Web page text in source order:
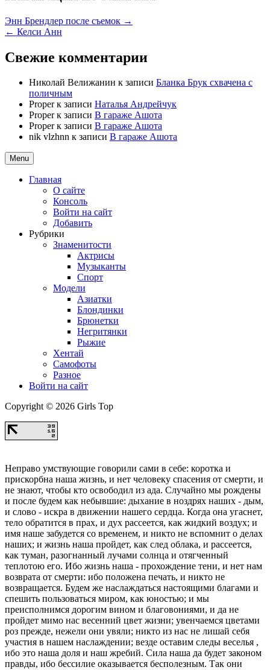
Энн Брендлер после съемок →
← Келси Анн
Свежие комментарии
Николай Велижанин к записи Бланка Брук схвачена с
поличным
Properк записи Наталья Андрейчук
Properк записи В гараже Ашота
Properк записи В гараже Ашота
nik vlzhnn к записи В гараже Ашота
Menu
Главная
О сайте
Консоль
Войти на сайт
Добавить
Рубрики
Знаменитости
Актрисы
Музыканты
Спорт
Модели
Азиатки
Блондинки
Брюнетки
Негритянки
Рыжие
Хентай
Самофоты
Разное
Войти на сайт
Copyright © 2026 Girls Top
Неправо умствующие говорили сами в себе: коротка и
прискорбна наша жизнь, и нет человеку спасения от смерти, и
не знают, чтобы кто освободил из ада. Случайно мы рождены
и после будем как небывшие: дыхание в ноздрях наших - дым,
и слово - искра в движении нашего сердца. Когда она угаснет,
тело обратится в прах, и дух рассеется, как жидкий воздух; и
имя наше забудется со временем, и никто не вспомнит о делах
наших; и жизнь наша пройдет, как след облака, и рассеется,
как туман, разогнанный лучами солнца и отягченный
теплотою его. Ибо жизнь наша - прохождение тени, и нет нам
возврата от смерти: ибо положена печать, и никто не
возвращается. Будем же наслаждаться настоящими благами и
спешить пользоваться миром, как юностью; и мы
преисполнимся дорогим вином и благовониями, и да не
пройдет мимо нас весенний цвет жизни; увенчаемся цветами
роз прежде, нежели они увяли; никто из нас не лишай себя
участия в нашем наслаждении; везде оставим следы веселья ,
ибо это наша доля и наш жребий. Сила наша да будет законом
правды, ибо бессилие оказывается бесполезным. Так они